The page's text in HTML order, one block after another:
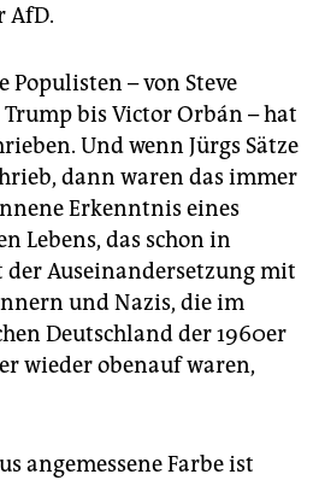
AfD.
Populisten – von Steve
bis Victor Orbán – hat
Und wenn Jürgs Sätze
dann waren das immer
Erkenntnis eines
Lebens, das schon in
Auseinandersetzung mit
und Nazis, die im
Deutschland der 1960er
wieder obenauf waren,
angemessene Farbe ist